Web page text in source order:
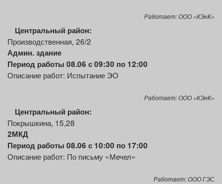
Работает: ООО «КЭнК»
Центральный район:
Производственная, 26/2
Админ. здание
Период работы 08.06 с 09:30 по 12:00
Описание работ: Испытание ЭО
Работает: ООО «КЭнК»
Центральный район:
Покрышкина, 15,28
2МКД
Период работы 08.06 с 10:00 по 17:00
Описание работ: По письму «Мечел»
Работает: ООО ГЭС